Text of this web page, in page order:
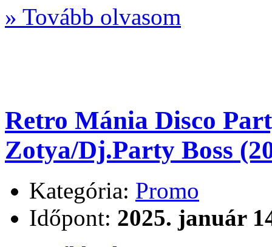
» Tovább olvasom
Retro Mánia Disco
Zotya/Dj.Party Boss
Kategória: Promo
Időpont: 2025. január